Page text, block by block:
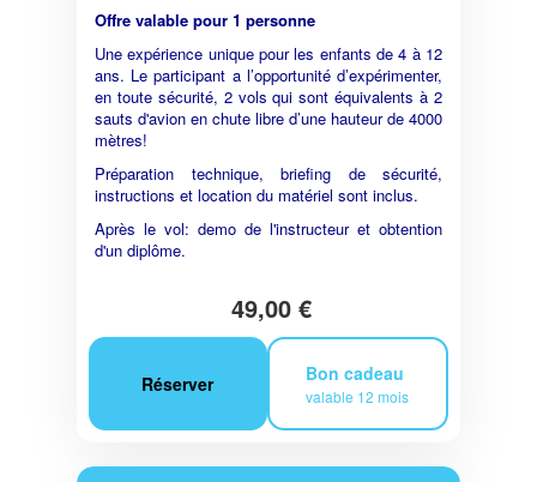
Offre valable pour 1 personne
Une expérience unique pour les enfants de 4 à 12
ans. Le participant a l’opportunité d’expérimenter,
en toute sécurité, 2 vols qui sont équivalents à 2
sauts d'avion en chute libre d’une hauteur de 4000
mètres!
Préparation technique, briefing de sécurité,
instructions et location du matériel sont inclus.
Après le vol: demo de l'instructeur et obtention
d'un diplôme.
49,00 €
Réserver Bon cadeau
valable 12 mois